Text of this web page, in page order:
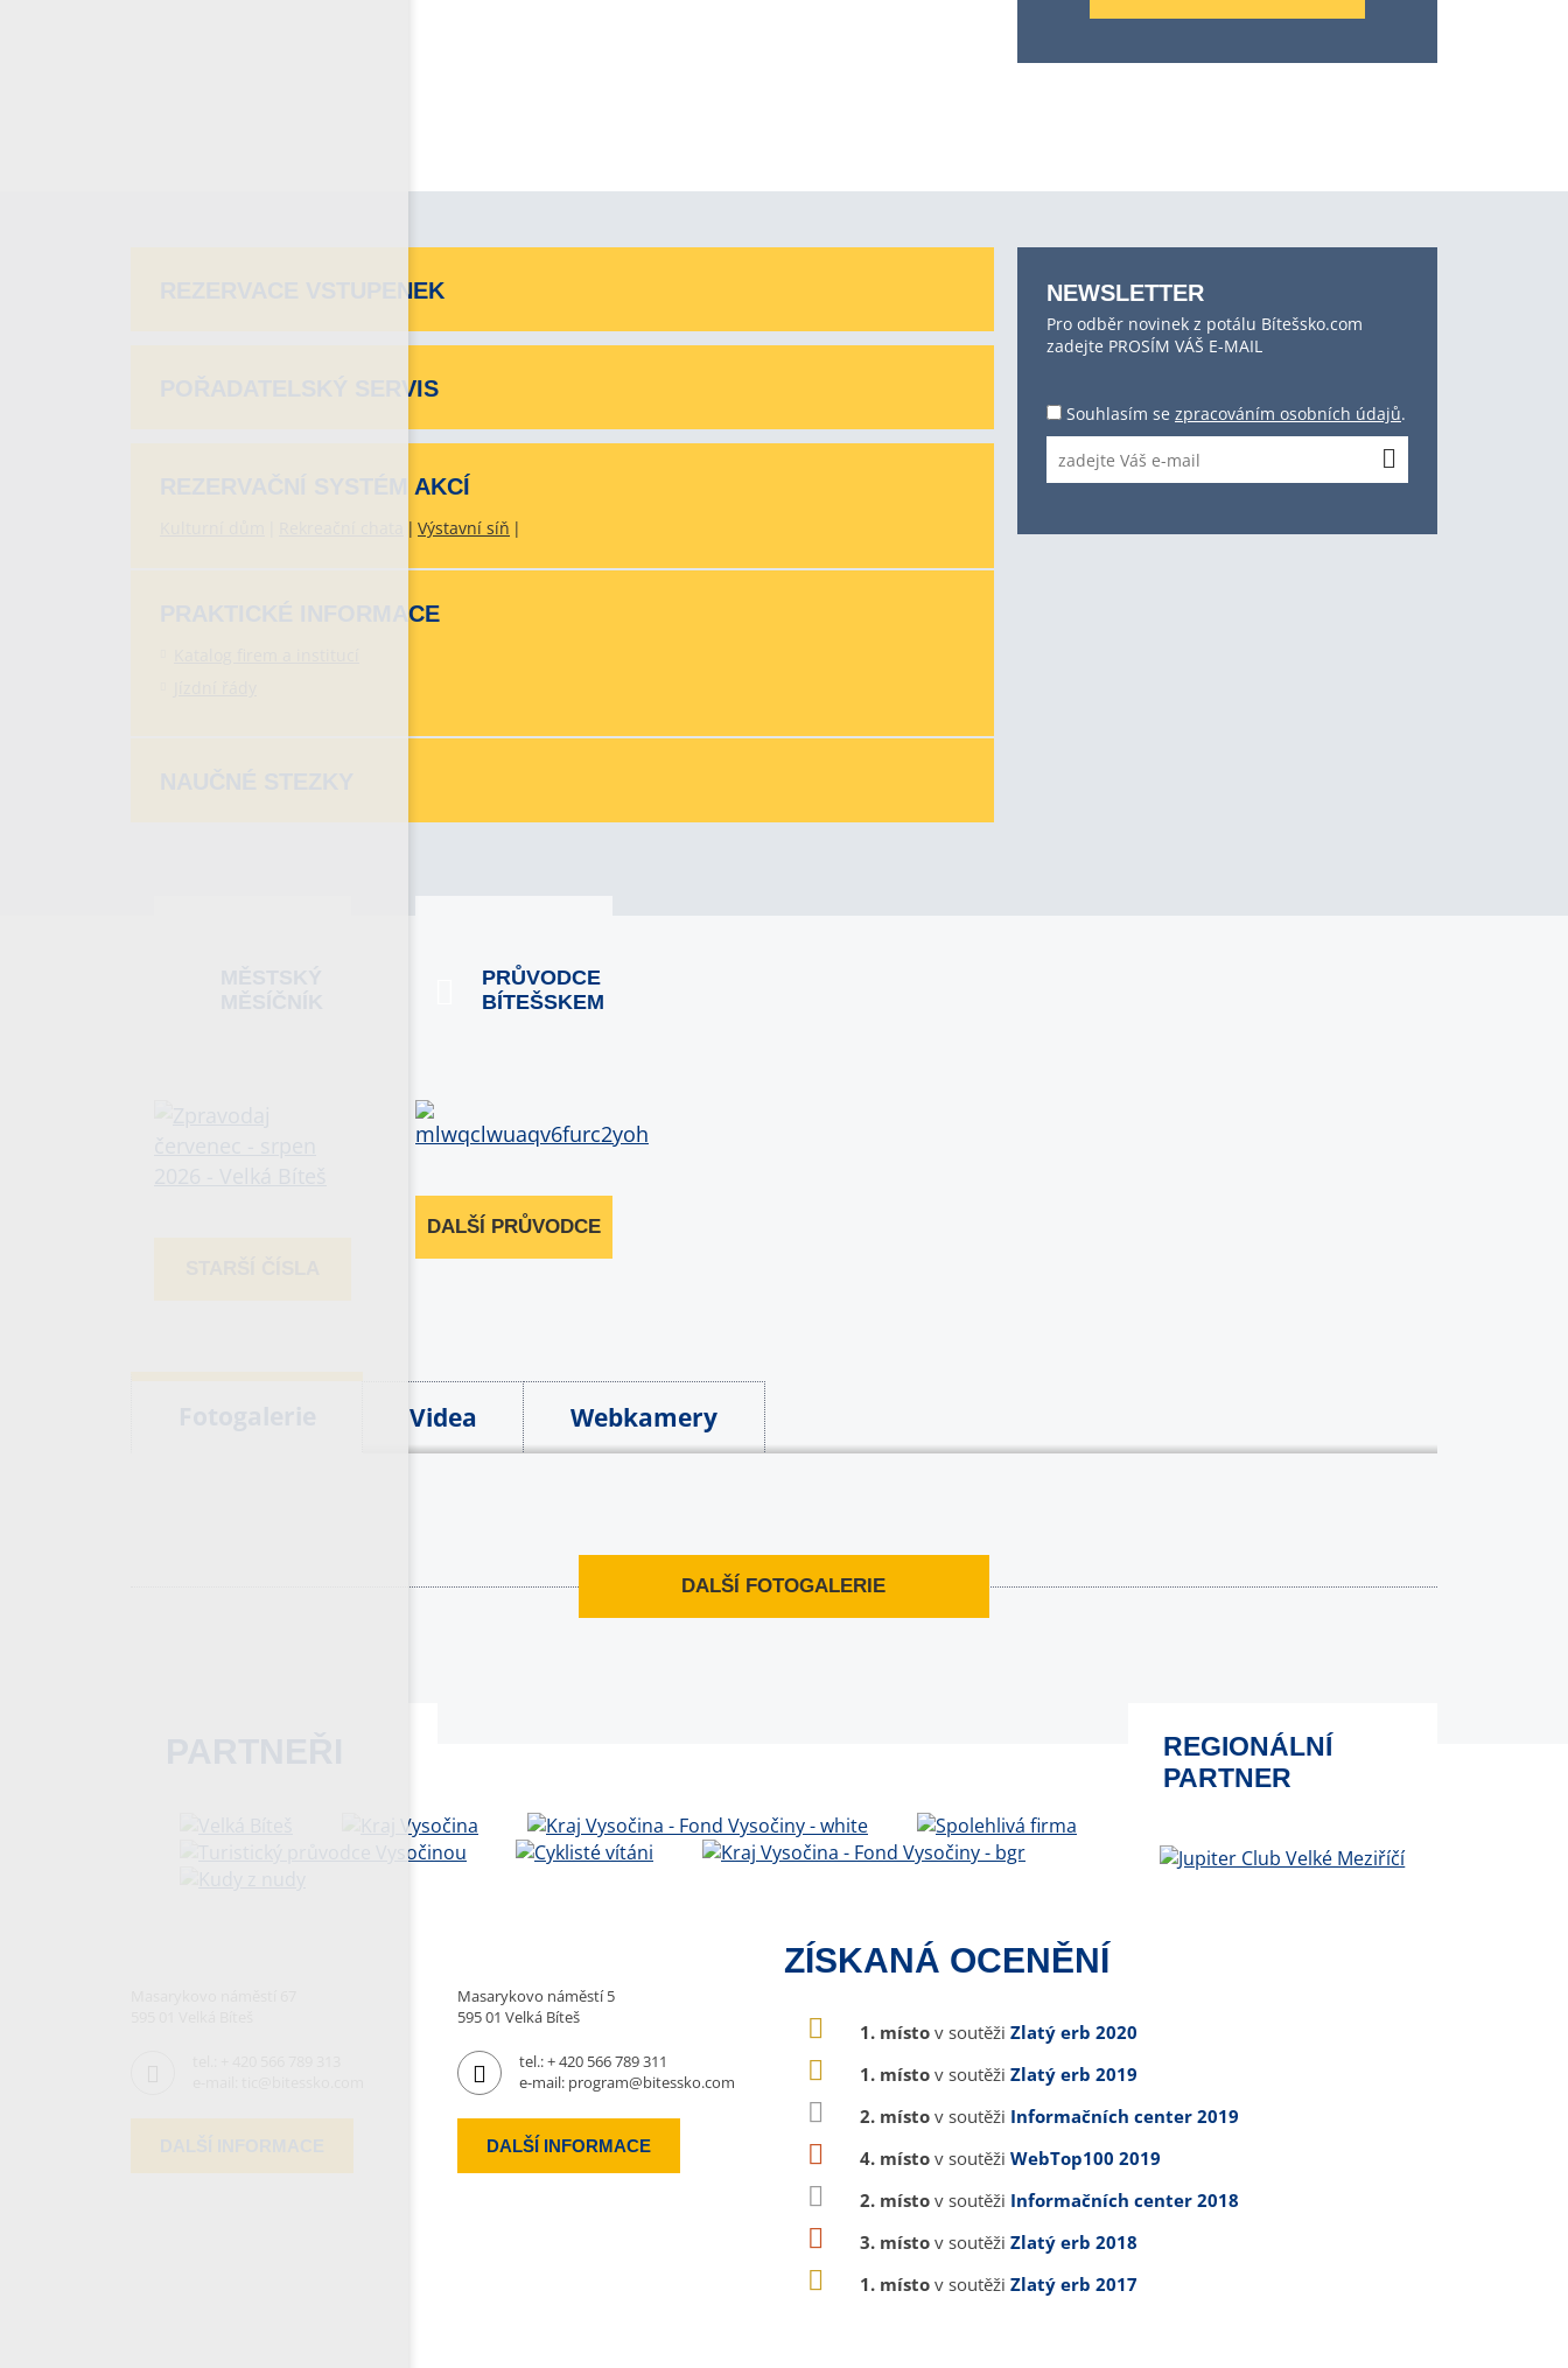
REZERVACE VSTUPENEK
POŘADATELSKÝ SERVIS
REZERVAČNÍ SYSTÉM AKCÍ
Výstavní síň
PRAKTICKÉ INFORMACE
NEWSLETTER
Pro odběr novinek z potálu Bítešsko.com
zadejte PROSÍM VÁŠ E-MAIL
Souhlasím se zpracováním osobních údajů.
PRŮVODCE
BÍTEŠSKEM
DALŠÍ PRŮVODCE
Videa Webkamery
DALŠÍ FOTOGALERIE
REGIONÁLNÍ
PARTNER
Masarykovo náměstí 5
595 01 Velká Bíteš
tel.:+ 420 566 789 311
e-mail: program@bitessko.com
DALŠÍ INFORMACE
ZÍSKANÁ OCENĚNÍ
1. místo v soutěži Zlatý erb 2020
1. místo v soutěži Zlatý erb 2019
2. místo v soutěži Informačních center 2019
4. místo v soutěži WebTop100 2019
2. místo v soutěži Informačních center 2018
3. místo v soutěži Zlatý erb 2018
1. místo v soutěži Zlatý erb 2017